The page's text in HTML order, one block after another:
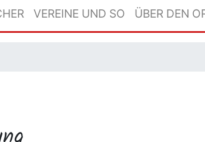
VEREINE UND SO ÜBER DEN